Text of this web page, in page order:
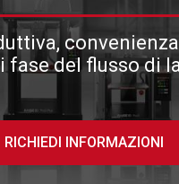
fase del flusso di
RICHIEDI INFORMAZIONI